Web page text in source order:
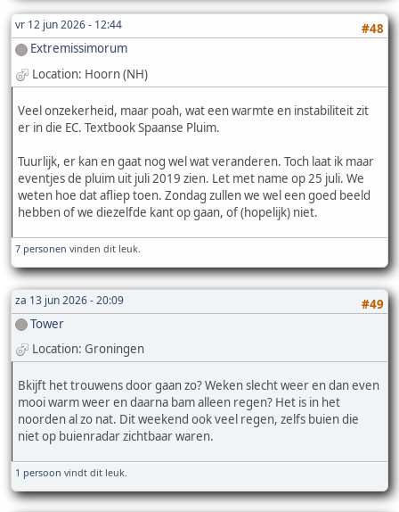
vr 12 jun 2026 - 12:44
#48
Extremissimorum
Location: Hoorn (NH)
Veel onzekerheid, maar poah, wat een warmte en instabiliteit zit
er in die EC. Textbook Spaanse Pluim.
Tuurlijk, er kan en gaat nog wel wat veranderen. Toch laat ik maar
eventjes de pluim uit juli 2019 zien. Let met name op 25 juli. We
weten hoe dat afliep toen. Zondag zullen we wel een goed beeld
hebben of we diezelfde kant op gaan, of (hopelijk) niet.
7 personen vinden dit leuk.
za 13 jun 2026 - 20:09
#49
Tower
Location: Groningen
Bkijft het trouwens door gaan zo? Weken slecht weer en dan even
mooi warm weer en daarna bam alleen regen? Het is in het
noorden al zo nat. Dit weekend ook veel regen, zelfs buien die
niet op buienradar zichtbaar waren.
1 persoon vindt dit leuk.